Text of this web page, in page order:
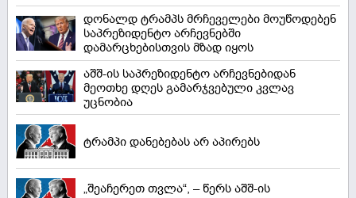
დონალდ ტრამპს მრჩეველები მოუწოდებენ
საპრეზიდენტო არჩევნებში
დამარცხებისთვის მზად იყოს
აშშ-ის საპრეზიდენტო არჩევნებიდან
მეოთხე დღეს გამარჯვებული კვლავ
უცნობია
ტრამპი დანებებას არ აპირებს
„შეაჩერეთ თვლა“, – წერს აშშ-ის